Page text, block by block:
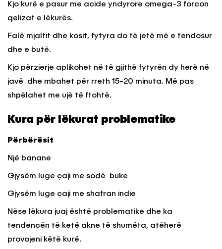
Kjo kurë e pasur me acide yndyrore omega-3 forcon
qelizat e lëkurës.
Falë mjaltit dhe kosit, fytyra do të jetë më e tendosur
dhe e butë.
Kjo përzierje aplikohet në të gjithë fytyrën dy herë në
javë dhe mbahet për rreth 15-20 minuta. Më pas
shpëlahet me ujë të ftohtë.
Kura për lëkurat problematike
Përbërësit
Një banane
Gjysëm luge çaji me sodë buke
Gjysëm luge çaji me shafran indie
Nëse lëkura juaj është problematike dhe ka
tendencën të ketë akne të shumëta, atëherë
provojeni këtë kurë.